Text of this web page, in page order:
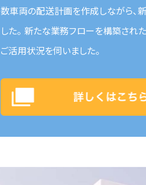
数車両の配送計画を作成しながら、
した。 新たな業務フローを構築さ
ご活用状況を伺いました。